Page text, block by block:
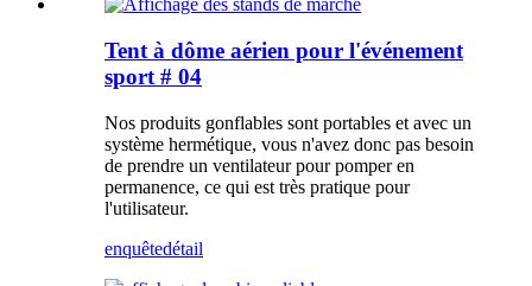
Tent à dôme aérien pour l'événement
sport # 04
Nos produits gonflables sont portables et avec un
système hermétique, vous n'avez donc pas besoin
de prendre un ventilateur pour pomper en
permanence, ce qui est très pratique pour
l'utilisateur.
enquêtedétail